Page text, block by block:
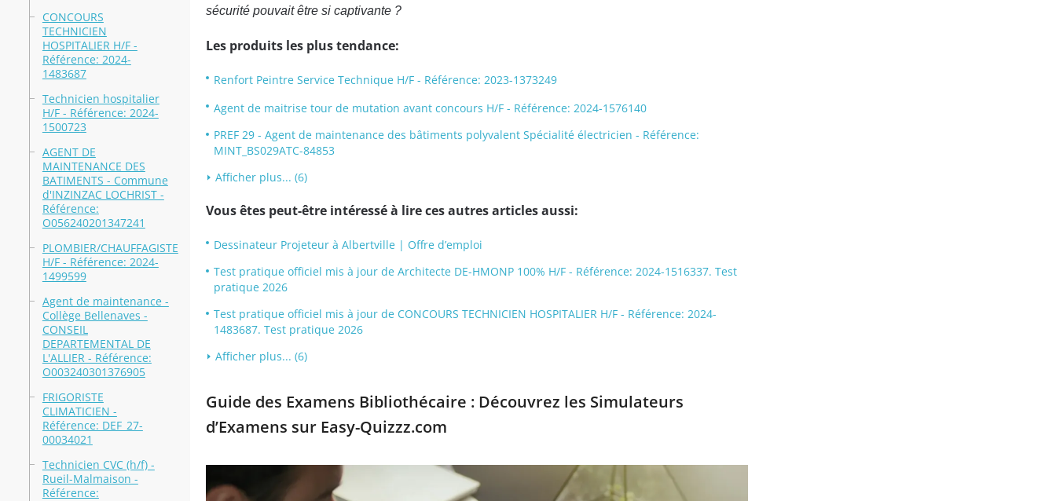
CONCOURS
TECHNICIEN
HOSPITALIER H/F -
Référence: 2024-
1483687
Technicien hospitalier
H/F - Référence: 2024-
1500723
AGENT DE
MAINTENANCE DES
BATIMENTS - Commune
d'INZINZAC LOCHRIST -
Référence:
O056240201347241
PLOMBIER/CHAUFFAGISTE
H/F - Référence: 2024-
1499599
Agent de maintenance -
Collège Bellenaves -
CONSEIL
DEPARTEMENTAL DE
L'ALLIER - Référence:
O003240301376905
FRIGORISTE
CLIMATICIEN -
Référence: DEF_27-
00034021
Technicien CVC (h/f) -
Rueil-Malmaison -
Référence:
sécurité pouvait être si captivante ?
Les produits les plus tendance:
Renfort Peintre Service Technique H/F - Référence: 2023-1373249
Agent de maitrise tour de mutation avant concours H/F - Référence: 2024-1576140
PREF 29 - Agent de maintenance des bâtiments polyvalent Spécialité électricien - Référence:
MINT_BS029ATC-84853
Afficher plus... (6)
Vous êtes peut-être intéressé à lire ces autres articles aussi:
Dessinateur Projeteur à Albertville | Offre d’emploi
Test pratique officiel mis à jour de Architecte DE-HMONP 100% H/F - Référence: 2024-1516337. Test
pratique 2026
Test pratique officiel mis à jour de CONCOURS TECHNICIEN HOSPITALIER H/F - Référence: 2024-
1483687. Test pratique 2026
Afficher plus... (6)
Guide des Examens Bibliothécaire : Découvrez les Simulateurs
d’Examens sur Easy-Quizzz.com